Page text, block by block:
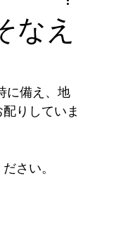
え
に備え、地
りしていま
さい。